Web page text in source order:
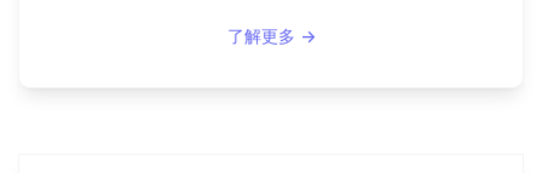
了解更多 →